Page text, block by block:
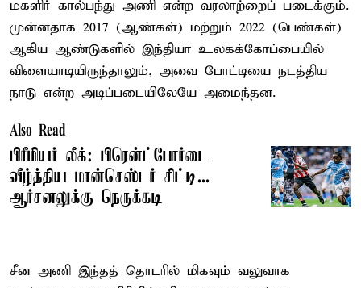
மகளிர் கால்பந்து அணி என்ற வரலாற்றைப் படைக்கும்.
முன்னதாக 2017 (ஆண்கள்) மற்றும் 2022 (பெண்கள்)
ஆகிய ஆண்டுகளில் இந்தியா உலகக்கோப்பையில்
விளையாடியிருந்தாலும், அவை போட்டியை நடத்திய
நாடு என்ற அடிப்படையிலேயே அமைந்தன.
Also Read
பிரீமியர் லீக்: பிரென்ட்போர்டை
வீழ்த்திய மான்செஸ்டர் சிட்டி...
ஆர்சனலுக்கு நெருக்கடி
சீன அணி இந்தத் தொடரில் மிகவும் வலுவாக